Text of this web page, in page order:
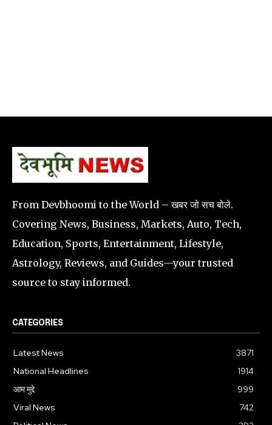
From Devbhoomi to the World – खबर जो सच बोले.
Covering News, Business, Markets, Auto, Tech,
Education, Sports, Entertainment, Lifestyle,
Astrology, Reviews, and Guides—your trusted
source to stay informed.
CATEGORIES
Latest News
3871
National Headlines
1914
आम मुद्दे
999
Viral News
742